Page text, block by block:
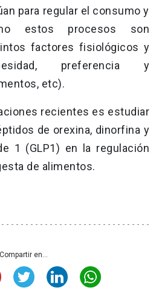
para regular el consumo y
estos procesos son
factores fisiológicos y
preferencia y
etc).
recientes es estudiar
de orexina, dinorfina y
1 (GLP1) en la regulación
de alimentos.
Compartir en...